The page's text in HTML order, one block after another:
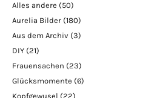
Alles andere (50)
Aurelia Bilder (180)
Aus dem Archiv (3)
DIY (21)
Frauensachen (23)
Glücksmomente (6)
Kopfgewusel (22)